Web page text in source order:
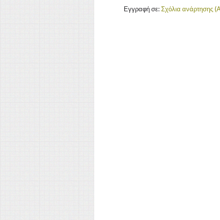
Εγγραφή σε:Σχόλια ανάρτησης